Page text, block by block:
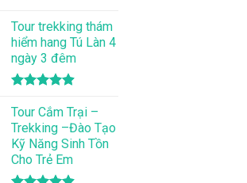
hạng5.00
5 sao
Tour trekking thám
hiểm hang Tú Làn 4
ngày 3 đêm
hạng4.86
5 sao
Tour Cắm Trại –
Trekking –Đào Tạo
Kỹ Năng Sinh Tồn
Cho Trẻ Em